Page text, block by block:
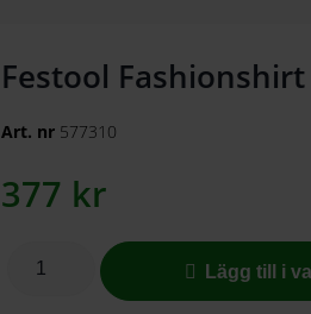
Festool Fashionshirt
Art. nr 577310
377 kr
Lägg till i